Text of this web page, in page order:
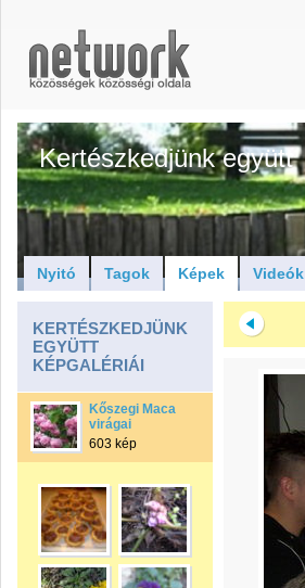
Kertészkedjünk együtt
Nyitó Tagok Képek Videók
KERTÉSZKEDJÜNK
EGYÜTT
KÉPGALÉRIÁI
Kőszegi Maca
virágai
603 kép